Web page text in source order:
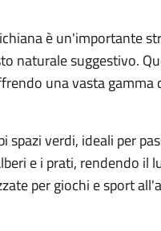
è un'importante
naturale suggestivo.
una vasta gamma
spazi verdi, ideali per
e i prati, rendendo il
per giochi e sport